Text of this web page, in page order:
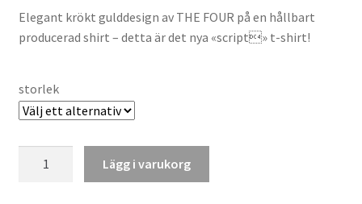
Elegant krökt gulddesign av THE FOUR på en hållbart
producerad shirt – detta är det nya «script» t-shirt!
storlek
Lägg i varukorg